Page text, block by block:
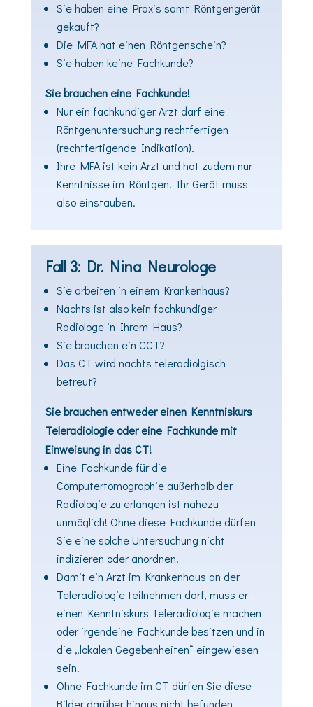
Sie haben eine Praxis samt Röntgengerät
gekauft?
Die MFA hat einen Röntgenschein?
Sie haben keine Fachkunde?
Sie brauchen eine Fachkunde!
Nur ein fachkundiger Arzt darf eine
Röntgenuntersuchung rechtfertigen
(rechtfertigende Indikation).
Ihre MFA ist kein Arzt und hat zudem nur
Kenntnisse im Röntgen. Ihr Gerät muss
also einstauben.
Fall 3: Dr. Nina Neurologe
Sie arbeiten in einem Krankenhaus?
Nachts ist also kein fachkundiger
Radiologe in Ihrem Haus?
Sie brauchen ein CCT?
Das CT wird nachts teleradiolgisch
betreut?
Sie brauchen entweder einen Kenntniskurs
Teleradiologie oder eine Fachkunde mit
Einweisung in das CT!
Eine Fachkunde für die
Computertomographie außerhalb der
Radiologie zu erlangen ist nahezu
unmöglich! Ohne diese Fachkunde dürfen
Sie eine solche Untersuchung nicht
indizieren oder anordnen.
Damit ein Arzt im Krankenhaus an der
Teleradiologie teilnehmen darf, muss er
einen Kenntniskurs Teleradiologiemachen
oder irgendeine Fachkunde besitzen und in
die „lokalen Gegebenheiten“ eingewiesen
sein.
Ohne Fachkunde im CT dürfen Sie diese
Bilder darüber hinaus nicht befunden